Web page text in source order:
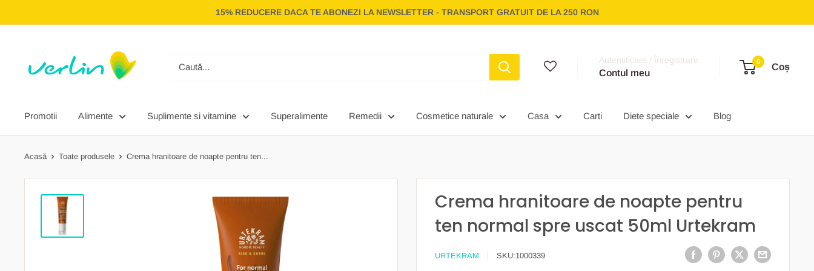
la
15% REDUCERE DACA TE ABONEZI LA NEWSLETTER - TRANSPORT GRATUIT DE LA 250 RON
Autentificare / Înregistrare
Contul meu
0
Coș
Promotii Alimente Suplimente si vitamine Superalimente Remedii Cosmetice naturale Casa Carti Diete speciale Blog
Acasă Toate produsele Crema hranitoare de noapte pentru ten...
Crema hranitoare de noapte pentru
ten normal spre uscat 50ml Urtekram
URTEKRAM SKU:1000339